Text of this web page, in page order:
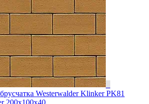
Westerwalder Klinker PK81